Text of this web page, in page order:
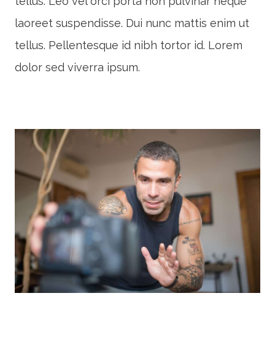
laoreet suspendisse. Dui nunc mattis enim ut
tellus. Pellentesque id nibh tortor id. Lorem
dolor sed viverra ipsum.